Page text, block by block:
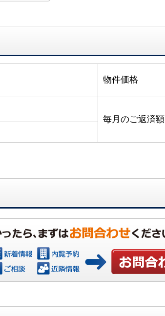
物件価格
毎月のご返済額